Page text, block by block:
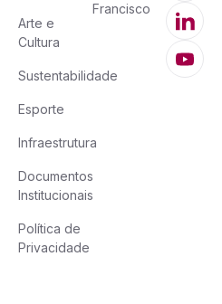
Arte e
Cultura
Sustentabilidade
Esporte
Infraestrutura
Documentos
Institucionais
Política de
Privacidade
Francisco